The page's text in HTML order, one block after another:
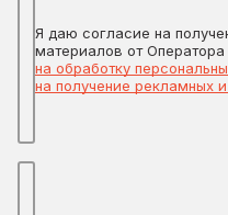
Я даю согласие на
материалов от Оператора
на обработку
на получение рекламных